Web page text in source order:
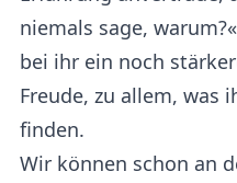
niemals sage,
bei ihr ein noch
Freude, zu allem, was
finden.
Wir können schon an